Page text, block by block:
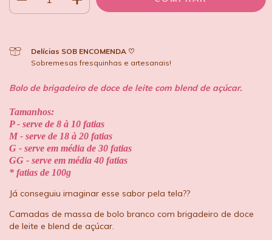
Delícias SOB ENCOMENDA ♡
Sobremesas fresquinhas e artesanais!
Bolo de brigadeiro de doce de leite com blend de açúcar.
Tamanhos:
P - serve de 8 à 10 fatias
M - serve de 18 à 20 fatias
G - serve em média de 30 fatias
GG - serve em média 40 fatias
* fatias de 100g
Já conseguiu imaginar esse sabor pela tela??
Camadas de massa de bolo branco com brigadeiro de doce
de leite e blend de açúcar.